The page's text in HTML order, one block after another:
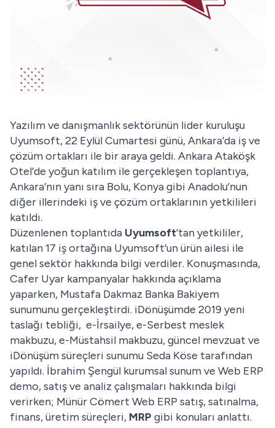
Yazılım ve danışmanlık sektörünün lider kuruluşu
Uyumsoft, 22 Eylül Cumartesi günü, Ankara’da iş ve
çözüm ortakları ile bir araya geldi. Ankara Ataköşk
Otel’de yoğun katılım ile gerçekleşen toplantıya,
Ankara’nın yanı sıra Bolu, Konya gibi Anadolu’nun
diğer illerindeki iş ve çözüm ortaklarının yetkilileri
katıldı.
Düzenlenen toplantıda Uyumsoft’tan yetkililer,
katılan 17 iş ortağına Uyumsoft’un ürün ailesi ile
genel sektör hakkında bilgi verdiler. Konuşmasında,
Cafer Uyar kampanyalar hakkında açıklama
yaparken, Mustafa Dakmaz Banka Bakiyem
sunumunu gerçekleştirdi. iDönüşümde 2019 yeni
taslağı tebliği, e-İrsailye, e-Serbest meslek
makbuzu, e-Müstahsil makbuzu, güncel mevzuat ve
iDönüşüm süreçleri sunumu Seda Köse tarafından
yapıldı. İbrahim Şengül kurumsal sunum ve Web ERP
demo, satış ve analiz çalışmaları hakkında bilgi
verirken; Münür Cömert Web ERP satış, satınalma,
finans, üretim süreçleri, MRP gibi konuları anlattı.